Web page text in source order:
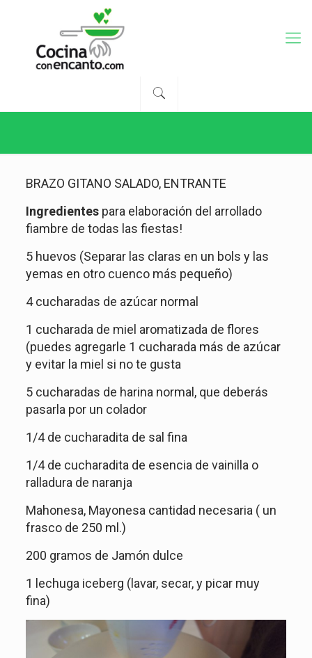
BRAZO GITANO SALADO, ENTRANTE
Ingredientespara elaboración del arrollado
fiambre de todas las fiestas!
5 huevos (Separar las claras en un bols y las
yemas en otro cuenco más pequeño)
4 cucharadas de azúcar normal
1 cucharada de miel aromatizada de flores
(puedes agregarle 1 cucharada más de azúcar
y evitar la miel si no te gusta
5 cucharadas de harina normal, que deberás
pasarla por un colador
1/4 de cucharadita de sal fina
1/4 de cucharadita de esencia de vainilla o
ralladura de naranja
Mahonesa, Mayonesa cantidad necesaria ( un
frasco de 250 ml.)
200 gramos de Jamón dulce
1 lechuga iceberg (lavar, secar, y picar muy
fina)